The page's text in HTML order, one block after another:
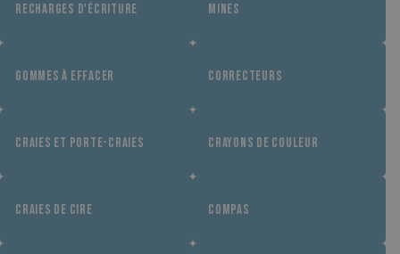
RECHARGES D'ÉCRITURE MINES
GOMMES À EFFACER CORRECTEURS
CRAIES ET PORTE-CRAIES CRAYONS DE COULEUR
CRAIES DE CIRE COMPAS